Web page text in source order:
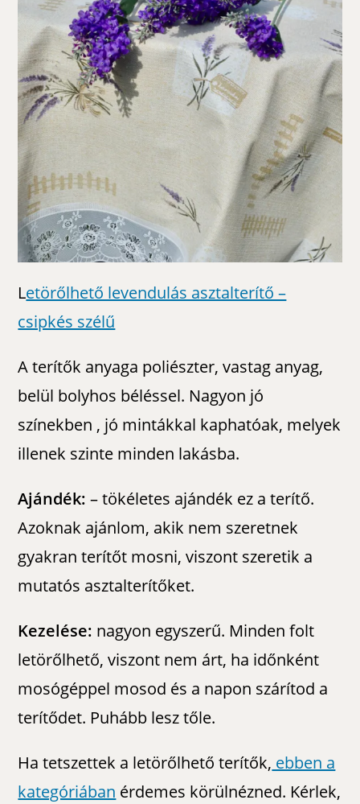
Letörőlhető levendulás asztalterítő –
csipkés szélű
A terítők anyaga poliészter, vastag anyag,
belül bolyhos béléssel. Nagyon jó
színekben , jó mintákkal kaphatóak, melyek
illenek szinte minden lakásba.
Ajándék: – tökéletes ajándék ez a terítő.
Azoknak ajánlom, akik nem szeretnek
gyakran terítőt mosni, viszont szeretik a
mutatós asztalterítőket.
Kezelése: nagyon egyszerű. Minden folt
letörőlhető, viszont nem árt, ha időnként
mosógéppel mosod és a napon szárítod a
terítődet. Puhább lesz tőle.
Ha tetszettek a letörőlhető terítők, ebben a
kategóriában érdemes körülnézned. Kérlek,